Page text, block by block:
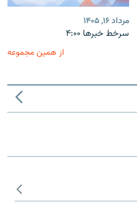
مرداد ۱۶, ۱۴۰۵
سرخط خبرها ۴:۰۰
از همین مجموعه